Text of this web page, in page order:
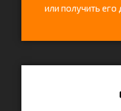
или получить его